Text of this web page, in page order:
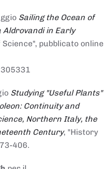
Sailing the Ocean of
in Early
Science", pubblicato online
Studying "Useful Plants"
Continuity and
Northern Italy, the
Century, "History
406.